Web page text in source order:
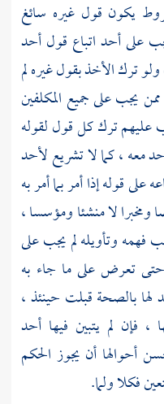
يكون قول غيره سائغ
على أحد اتباع قول أحد
ترك الأخذ بقول غيره لم
يجب على جميع المكلفين
عليهم ترك كل قول لقوله
معه ، كما لا تشريع لأحد
قوله إذا أمر بما أمر به
ومخبرا لا منشئا ومؤسسا ،
وتأويله لم يجب على
حتى تعرض على ما جاء به
لها بالصحة قبلت حينئذ ،
فإن لم يتبين فيها أحد
أحوالها أن يجوز الحكم
فكلا ولما.